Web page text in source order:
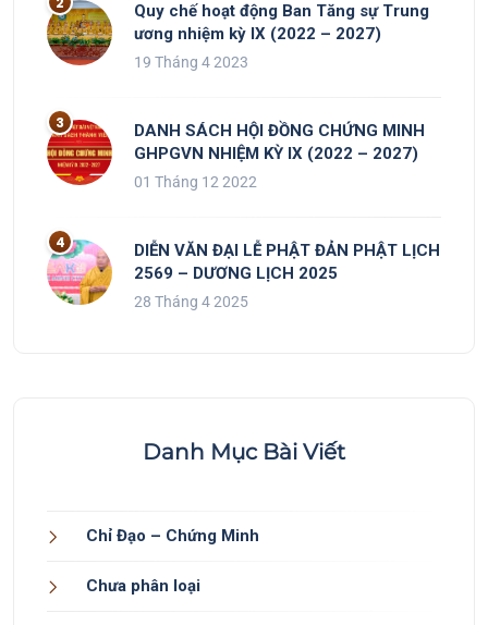
Quy chế hoạt động Ban Tăng sự Trung
ương nhiệm kỳ IX (2022 – 2027)
19 Tháng 4 2023
DANH SÁCH HỘI ĐỒNG CHỨNG MINH
GHPGVN NHIỆM KỲ IX (2022 – 2027)
01 Tháng 12 2022
DIỄN VĂN ĐẠI LỄ PHẬT ĐẢN PHẬT LỊCH
2569 – DƯƠNG LỊCH 2025
28 Tháng 4 2025
Danh Mục Bài Viết
Chỉ Đạo – Chứng Minh
Chưa phân loại